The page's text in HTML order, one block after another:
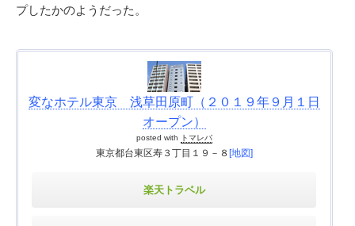
プしたかのようだった。
変なホテル東京 浅草田原町（２０１９年９月１日
オープン）
posted with トマレバ
東京都台東区寿３丁目１９－８ [地図]
楽天トラベル